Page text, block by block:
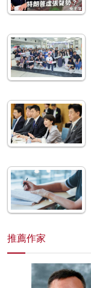
推薦作家